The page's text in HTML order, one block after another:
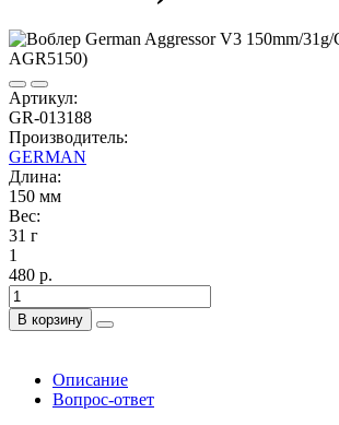
Артикул:
GR-013188
Производитель:
GERMAN
Длина:
150 мм
Вес:
31 г
1
480 р.
В корзину
Описание
Вопрос-ответ